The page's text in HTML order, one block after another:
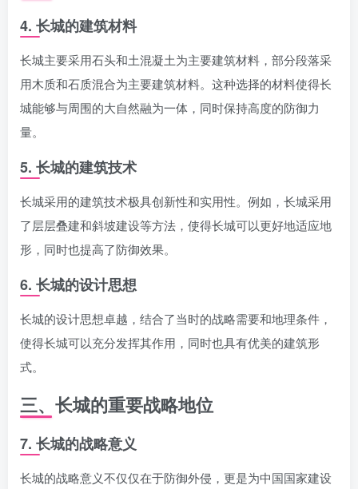
4. 长城的建筑材料
长城主要采用石头和土混凝土为主要建筑材料，部分段落采
用木质和石质混合为主要建筑材料。这种选择的材料使得长
城能够与周围的大自然融为一体，同时保持高度的防御力
量。
5. 长城的建筑技术
长城采用的建筑技术极具创新性和实用性。例如，长城采用
了层层叠建和斜坡建设等方法，使得长城可以更好地适应地
形，同时也提高了防御效果。
6. 长城的设计思想
长城的设计思想卓越，结合了当时的战略需要和地理条件，
使得长城可以充分发挥其作用，同时也具有优美的建筑形
式。
三、长城的重要战略地位
7. 长城的战略意义
长城的战略意义不仅仅在于防御外侵，更是为中国国家建设